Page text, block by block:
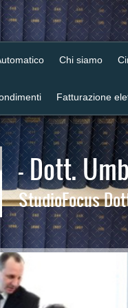
Chi siamo
Fatturazione
- Dott.
StudioFocus